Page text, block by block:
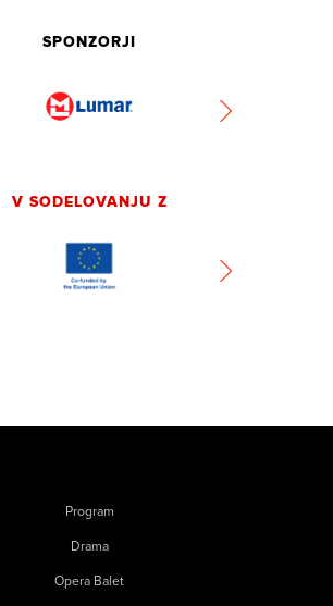
SPONZORJI
V SODELOVANJU Z
Program
Drama
Opera Balet